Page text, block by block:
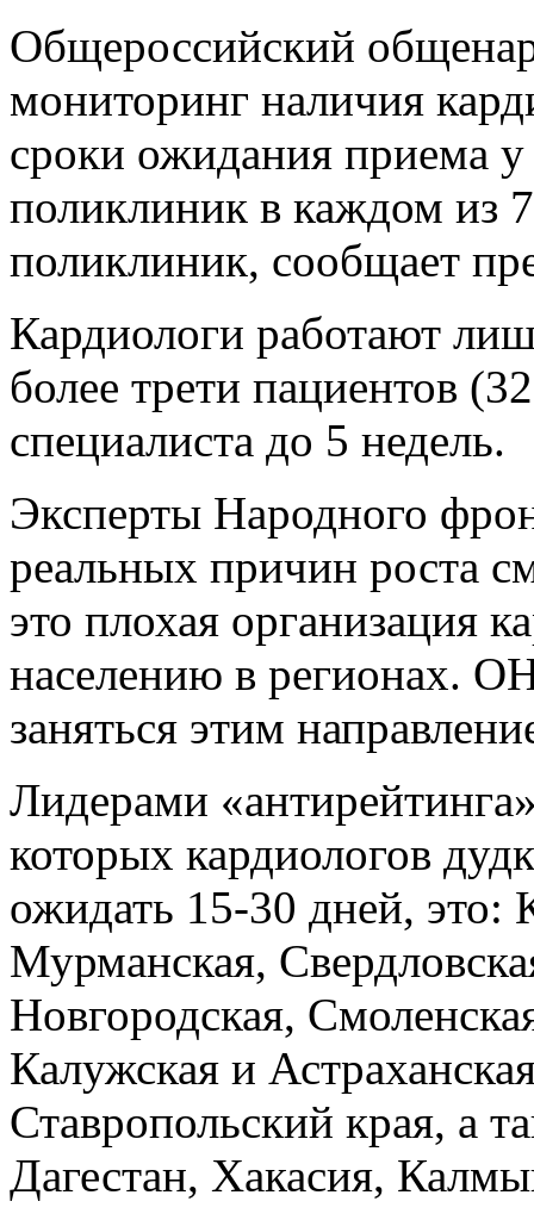
Общероссийский
мониторинг наличия
сроки ожидания приема
поликлиник в каждом из
поликлиник, сообщает
Кардиологи работают
более трети пациентов
специалиста до 5 недель.
Эксперты Народного
реальных причин роста
это плохая организация
населению в регионах.
заняться этим
Лидерами
которых кардиологов
ожидать 15-30 дней, это:
Мурманская,
Новгородская,
Калужская и
Ставропольский края, а
Дагестан, Хакасия,